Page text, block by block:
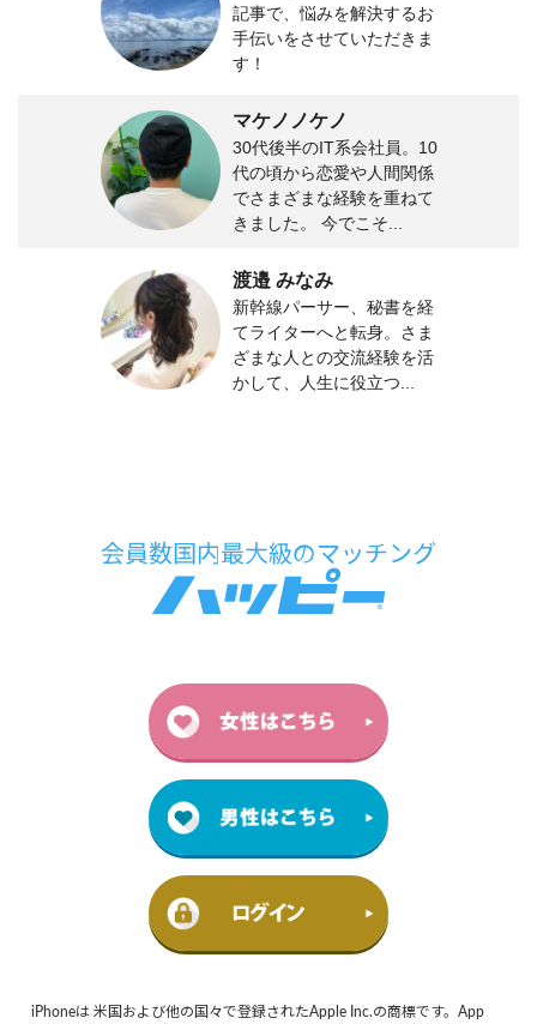
記事で、悩みを解決するお
手伝いをさせていただきま
す！
マケノノケノ
30代後半のIT系会社員。10
代の頃から恋愛や人間関係
でさまざまな経験を重ねて
きました。 今でこそ...
渡邉 みなみ
新幹線パーサー、秘書を経
てライターへと転身。さま
ざまな人との交流経験を活
かして、人生に役立つ...
iPhoneは 米国および他の国々で登録されたApple Inc.の商標です。App